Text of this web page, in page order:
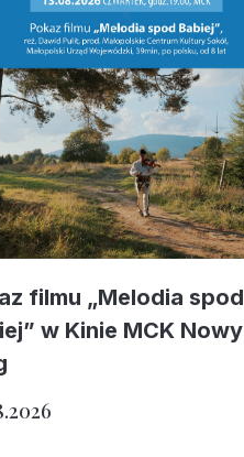
filmu „Melodia spod
w Kinie MCK Nowy